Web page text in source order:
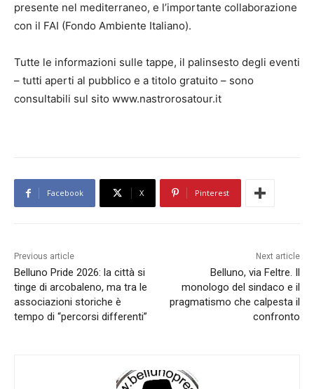
presente nel mediterraneo, e l’importante collaborazione
con il FAI (Fondo Ambiente Italiano).
Tutte le informazioni sulle tappe, il palinsesto degli eventi
– tutti aperti al pubblico e a titolo gratuito – sono
consultabili sul sito www.nastrorosatour.it
Facebook X Pinterest
Previous article
Belluno Pride 2026: la città si
tinge di arcobaleno, ma tra le
associazioni storiche è
tempo di “percorsi differenti”
Next article
Belluno, via Feltre. Il
monologo del sindaco e il
pragmatismo che calpesta il
confronto